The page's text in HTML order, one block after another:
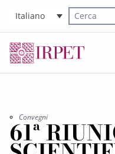
Italiano
Cerca nel sito
Convegni
61ª